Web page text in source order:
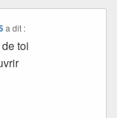
a dit :
toi